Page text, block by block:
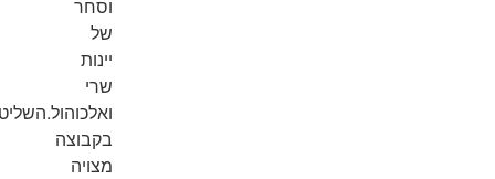
וסחר
של
יינות
שרי
ואלכוהול.השליטה
בקבוצה
מצויה